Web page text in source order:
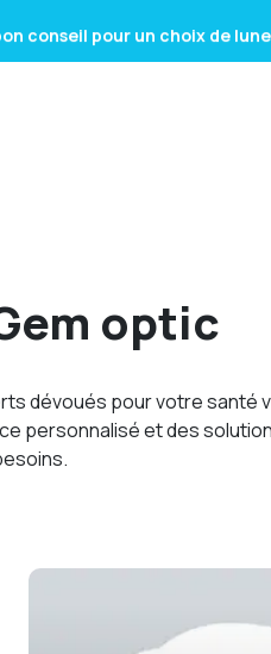
conseil pour un choix de
optic
dévoués pour votre santé
personnalisé et des